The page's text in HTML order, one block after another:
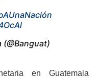
en Guatemala